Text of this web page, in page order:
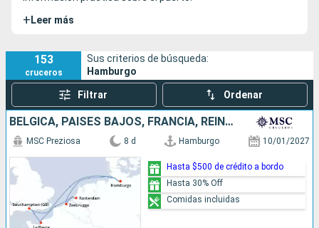
+ Leer más
153
cruceros
Sus criterios de búsqueda:
Hamburgo
Filtrar Ordenar
BÉLGICA, PAISES BAJOS, FRANCIA, REINO UNIDO, ALEMANIA
MSC Preziosa 8 d Hamburgo 10/01/2027
Hasta $500 de crédito a bordo
Hasta 30% Off
Comidas incluidas